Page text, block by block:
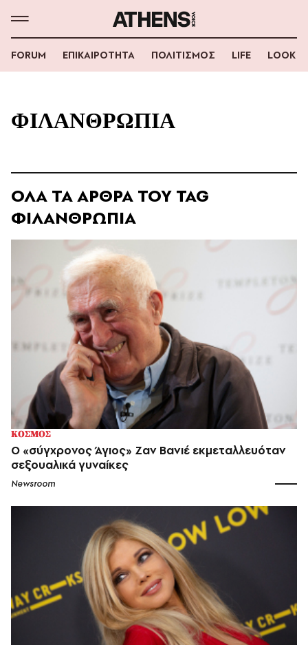
FORUM ΕΠΙΚΑΙΡΟΤΗΤΑ ΠΟΛΙΤΙΣΜΟΣ LIFE LOOK
ΦΙΛΑΝΘΡΩΠΙΑ
ΟΛΑ ΤΑ ΑΡΘΡΑ ΤΟΥ TAG
ΦΙΛΑΝΘΡΩΠΙΑ
ΚΟΣΜΟΣ
Ο «σύγχρονος Άγιος» Ζαν Βανιέ εκμεταλλευόταν
σεξουαλικά γυναίκες
Newsroom